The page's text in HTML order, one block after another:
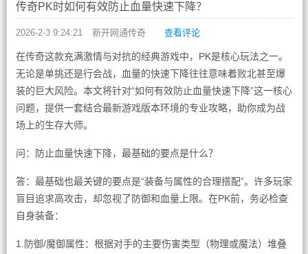
传奇PK时如何有效防止血量快速下降？
2026-2-3 9:24:21 新开网通传奇 查看评论
在传奇这款充满激情与对抗的经典游戏中，PK是核心玩法之一。
无论是单挑还是行会战，血量的快速下降往往意味着败北甚至爆
装的巨大风险。本文将针对“如何有效防止血量快速下降”这一核心
问题，提供一套结合最新游戏版本环境的专业攻略，助你成为战
场上的生存大师。
问：防止血量快速下降，最基础的要点是什么？
答：最基础也最关键的要点是“装备与属性的合理搭配”。许多玩家
盲目追求高攻击，却忽视了防御和血量上限。在PK前，务必检查
自身装备：
1.防御/魔御属性：根据对手的主要伤害类型（物理或魔法）堆叠